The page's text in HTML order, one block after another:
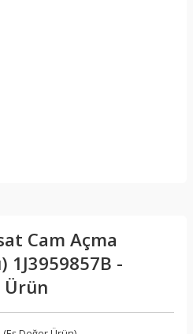
Cam Açma
1J3959857B -
Ürün